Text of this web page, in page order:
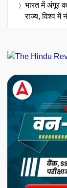
भारत में अंगूर
राज्य, विश्व में